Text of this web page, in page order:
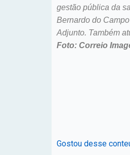
gestão pública da
Bernardo do
Adjunto. Também
Foto: Correio
Gostou desse